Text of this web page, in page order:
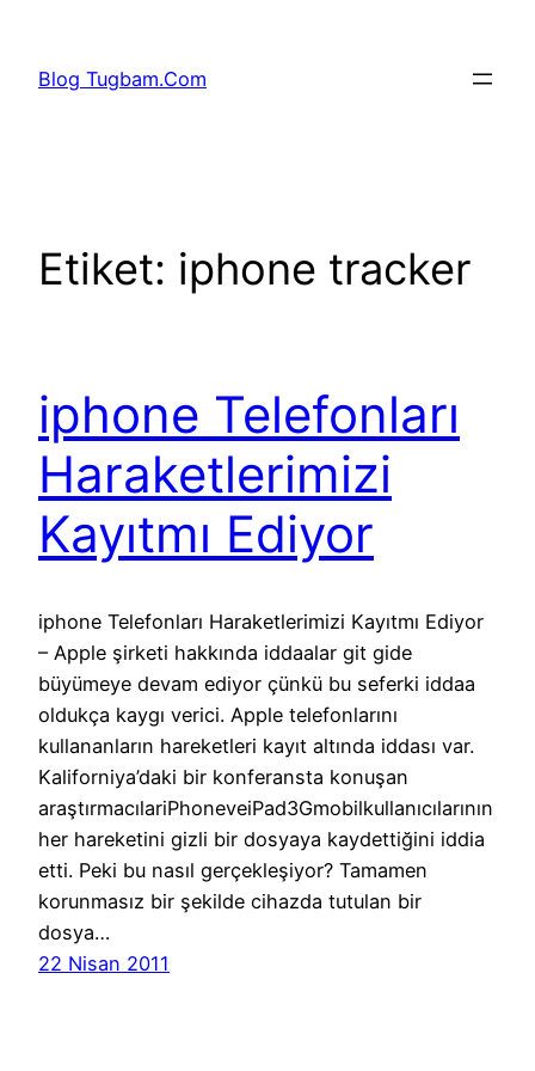
Blog Tugbam.Com
Etiket: iphone tracker
iphone Telefonları
Haraketlerimizi
Kayıtmı Ediyor
iphone Telefonları Haraketlerimizi Kayıtmı Ediyor
– Apple şirketi hakkında iddaalar git gide
büyümeye devam ediyor çünkü bu seferki iddaa
oldukça kaygı verici. Apple telefonlarını
kullananların hareketleri kayıt altında iddası var.
Kaliforniya’daki bir konferansta konuşan
araştırmacılariPhoneveiPad3Gmobilkullanıcılarının
her hareketini gizli bir dosyaya kaydettiğini iddia
etti. Peki bu nasıl gerçekleşiyor? Tamamen
korunmasız bir şekilde cihazda tutulan bir
dosya…
22 Nisan 2011